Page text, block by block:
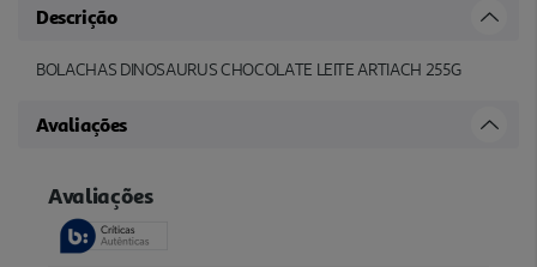
Descrição
BOLACHAS DINOSAURUS CHOCOLATE LEITE ARTIACH 255G
Avaliações